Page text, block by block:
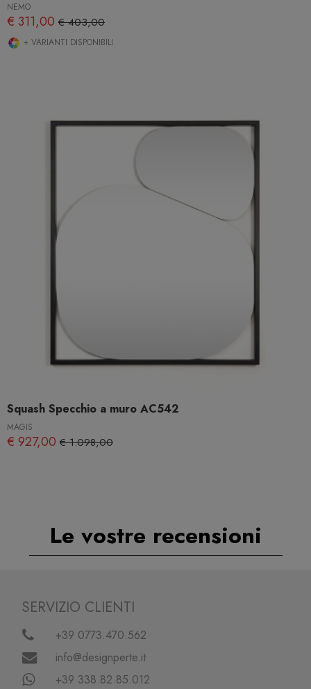
NEMO
€ 311,00 € 403,00
+ VARIANTI DISPONIBILI
Squash Specchio a muro AC542
MAGIS
€ 927,00 € 1.098,00
Le vostre recensioni
SERVIZIO CLIENTI
+39 0773.470.562
info@designperte.it
+39 338.82.85.012